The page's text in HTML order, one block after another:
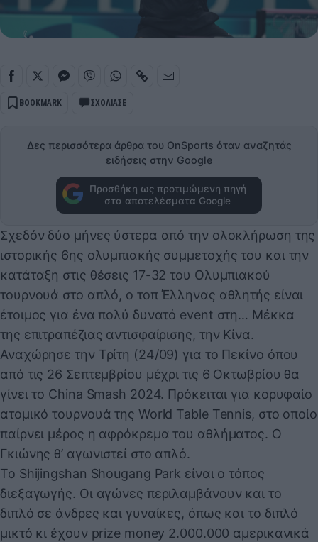
BOOKMARK ΣΧΟΛΙΑΣΕ
Δες περισσότερα άρθρα του OnSports όταν αναζητάς
ειδήσεις στην Google
Προσθήκη ως προτιμώμενη πηγή
στα αποτελέσματα Google
Σχεδόν δύο μήνες ύστερα από την ολοκλήρωση της
ιστορικής 6ης ολυμπιακής συμμετοχής του και την
κατάταξη στις θέσεις 17-32 του Ολυμπιακού
τουρνουά στο απλό, ο τοπ Έλληνας αθλητής είναι
έτοιμος για ένα πολύ δυνατό event στη… Μέκκα
της επιτραπέζιας αντισφαίρισης, την Κίνα.
Αναχώρησε την Τρίτη (24/09) για το Πεκίνο όπου
από τις 26 Σεπτεμβρίου μέχρι τις 6 Οκτωβρίου θα
γίνει το China Smash 2024. Πρόκειται για κορυφαίο
ατομικό τουρνουά της World Table Tennis, στο οποίο
παίρνει μέρος η αφρόκρεμα του αθλήματος. Ο
Γκιώνης θ’ αγωνιστεί στο απλό.
Το Shijingshan Shougang Park είναι ο τόπος
διεξαγωγής. Οι αγώνες περιλαμβάνουν και το
διπλό σε άνδρες και γυναίκες, όπως και το διπλό
μικτό κι έχουν prize money 2.000.000 αμερικανικά